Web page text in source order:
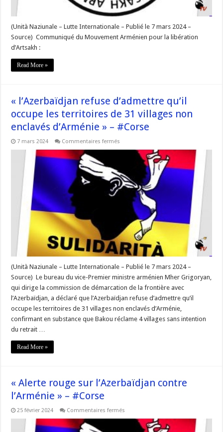
terres
du
Karabakh »
#Corse
(Unità Naziunale – Lutte Internationale – Publié le 7 mars 2024 –
Source) Communiqué du Mouvement Arménien pour la libération
d’Artsakh :
Read More »
« l’Azerbaïdjan refuse d’admettre qu’il
occupe les territoires de 31 villages non
enclavés d’Arménie » – #Corse
7 mars 2024 Commentaires fermés
d’admettre
occupe
les
territoires
villages
enclavés
d’Arménie »
–
#Corse
(Unità Naziunale – Lutte Internationale – Publié le 7 mars 2024 –
Source) Le bureau du vice-Premier ministre arménien Mher Grigoryan,
qui dirige la commission de démarcation de la frontière avec
l’Azerbaïdjan, a déclaré que l’Azerbaïdjan refuse d’admettre qu’il
occupe les territoires de 31 villages non enclavés d’Arménie,
confirmant en substance que Bakou réclame 4 villages sans intention
du retrait …
Read More »
« Alerte rouge sur l’Azerbaïdjan contre
l’Arménie » – #Corse
25 février 2024 Commentaires fermés
rouge